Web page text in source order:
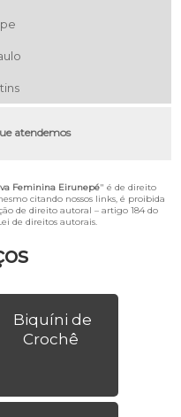
Biquíni de
Crochê
atendemos
Feminina Eirunepé" é de direito
citando nossos links, é proibida
de direito autoral – artigo 184 do
de direitos autorais.